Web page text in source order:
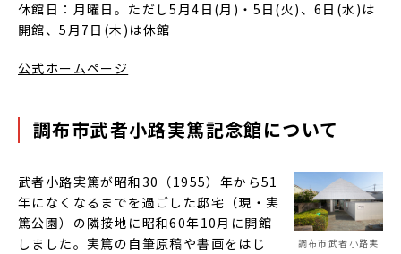
休館日：月曜日。ただし5月4日(月)・5日(火)、6日(水)は
開館、5月7日(木)は休館
公式ホームページ
調布市武者小路実篤記念館について
武者小路実篤が昭和30（1955）年から51
年になくなるまでを過ごした邸宅（現・実
篤公園）の隣接地に昭和60年10月に開館
しました。実篤の自筆原稿や書画をはじ
調布市武者小路実